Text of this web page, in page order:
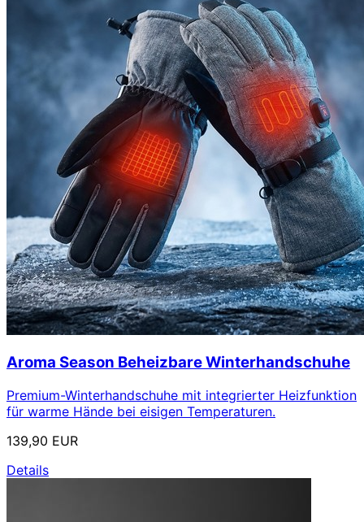
Aroma Season Beheizbare Winterhandschuhe
Premium-Winterhandschuhe mit integrierter Heizfunktion
für warme Hände bei eisigen Temperaturen.
139,90 EUR
Details